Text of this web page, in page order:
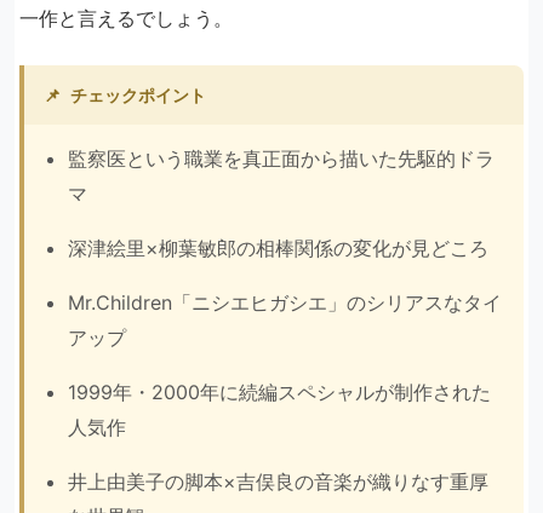
一作と言えるでしょう。
📌 チェックポイント
監察医という職業を真正面から描いた先駆的ドラ
マ
深津絵里×柳葉敏郎の相棒関係の変化が見どころ
Mr.Children「ニシエヒガシエ」のシリアスなタイ
アップ
1999年・2000年に続編スペシャルが制作された
人気作
井上由美子の脚本×吉俣良の音楽が織りなす重厚